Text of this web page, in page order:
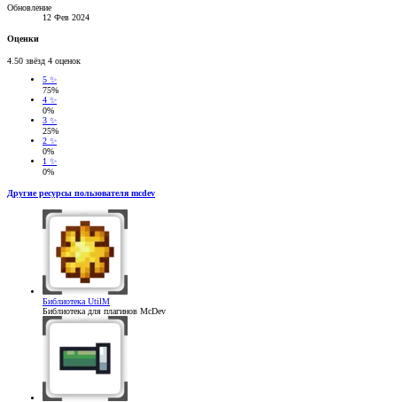
Обновление
12 Фев 2024
Оценки
4.50 звёзд 4 оценок
5 ✨
75%
4 ✨
0%
3 ✨
25%
2 ✨
0%
1 ✨
0%
Другие ресурсы пользователя mcdev
Библиотека UtilM
Библиотека для плагинов McDev